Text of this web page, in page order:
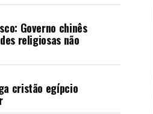
Governo chinês
religiosas não
cristão egípcio